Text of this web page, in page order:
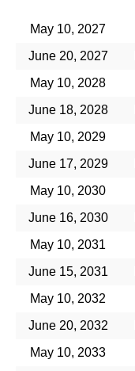
May 10, 2027
June 20, 2027
May 10, 2028
June 18, 2028
May 10, 2029
June 17, 2029
May 10, 2030
June 16, 2030
May 10, 2031
June 15, 2031
May 10, 2032
June 20, 2032
May 10, 2033